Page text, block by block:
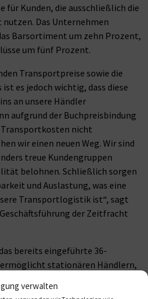
verwalten
für Kunden, die ausschließlich die
Das Unternehmen
Barsortiment um zehn Prozent,
um fünf Prozent.
Transportpreise sowie die
es jedoch wichtig, dass diese
an unsere Händler
aufgrund der Buchpreisbindung
nicht
wir einen neuen Weg. Wir sind
treue Kundengruppen
belohnen. Schließlich sorgen
und Auslastung, was eine
Transportlogistik ist“, sagt
der Zeitfracht
bereits eingeführte 36-
ermöglicht stationären Händlern,
konsequent weitergeführt.